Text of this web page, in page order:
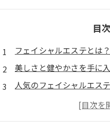
目次
フェイシャルエステとは？
美しさと健やかさを手に
人気のフェイシャルエス
フェイシャルエステによ
フェイシャルエステサロ